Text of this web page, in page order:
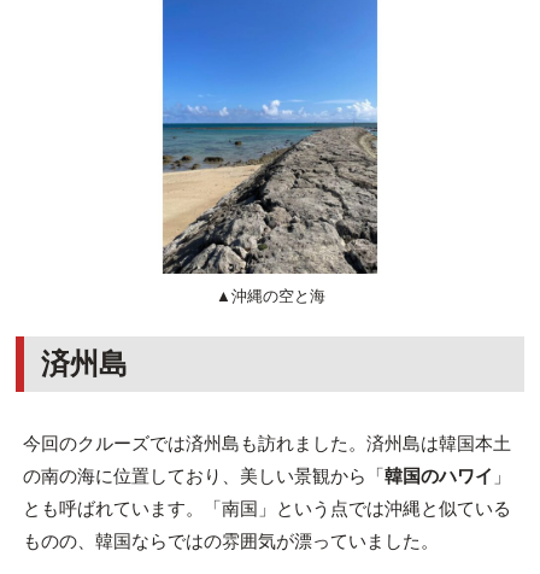
▲沖縄の空と海
済州島
今回のクルーズでは済州島も訪れました。済州島は韓国本土
の南の海に位置しており、美しい景観から「韓国のハワイ 」
とも呼ばれています。「南国」という点では沖縄と似ている
ものの、韓国ならではの雰囲気が漂っていました。